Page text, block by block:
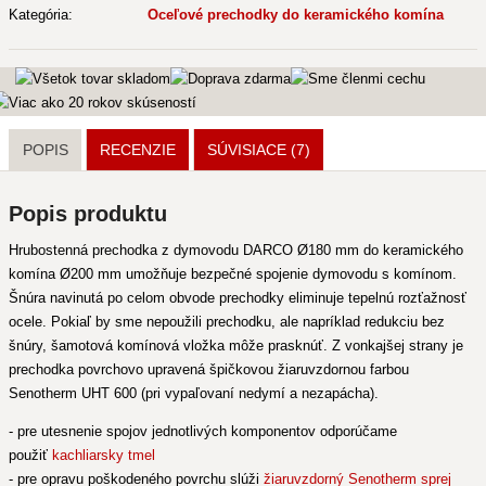
Kategória:
Oceľové prechodky do keramického komína
POPIS RECENZIE SÚVISIACE (7)
Popis produktu
Hrubostenná prechodka z dymovodu DARCO Ø180 mm do keramického
komína Ø200 mm umožňuje bezpečné spojenie dymovodu s komínom.
Šnúra navinutá po celom obvode prechodky eliminuje tepelnú rozťažnosť
ocele. Pokiaľ by sme nepoužili prechodku, ale napríklad redukciu bez
šnúry, šamotová komínová vložka môže prasknúť. Z vonkajšej strany je
prechodka povrchovo upravená špičkovou žiaruvzdornou farbou
Senotherm UHT 600 (pri vypaľovaní nedymí a nezapácha).
- pre utesnenie spojov jednotlivých komponentov odporúčame
použiť kachliarsky tmel
- pre opravu poškodeného povrchu slúži žiaruvzdorný Senotherm sprej